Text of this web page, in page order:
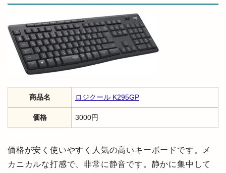
商品名 ロジクール K295GP
価格 3000円
価格が安く使いやすく人気の高いキーボードです。メ
カニカルな打感で、非常に静音です。静かに集中して